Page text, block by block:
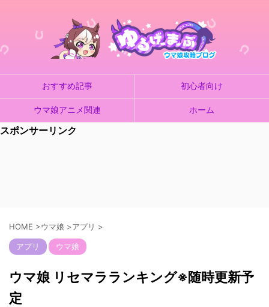
おすすめ記事 初心者向け
ウマ娘アニメ関連 ホーム
スポンサーリンク
HOME >ウマ娘 >アプリ >
アプリ ウマ娘
ウマ娘 リセマラランキング※随時更新予
定